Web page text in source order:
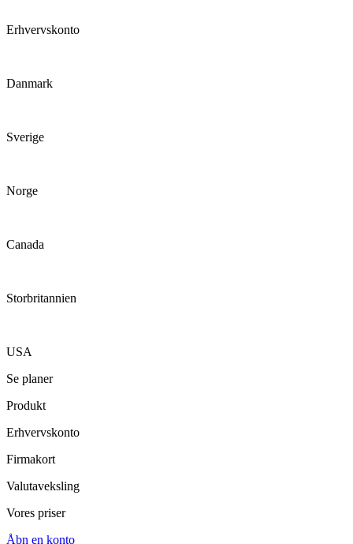
Erhvervskonto
Danmark
Sverige
Norge
Canada
Storbritannien
USA
Se planer
Produkt
Erhvervskonto
Firmakort
Valutaveksling
Vores priser
Åbn en konto